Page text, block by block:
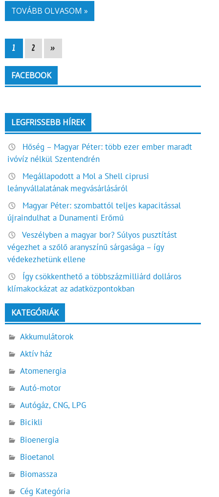
TOVÁBB OLVASOM »
1 2 »
FACEBOOK
LEGFRISSEBB HÍREK
Hőség – Magyar Péter: több ezer ember maradt
ivóvíz nélkül Szentendrén
Megállapodott a Mol a Shell ciprusi
leányvállalatának megvásárlásáról
Magyar Péter: szombattól teljes kapacitással
újraindulhat a Dunamenti Erőmű
Veszélyben a magyar bor? Súlyos pusztítást
végezhet a szőlő aranyszínű sárgasága – így
védekezhetünk ellene
Így csökkenthető a többszázmilliárd dolláros
klímakockázat az adatközpontokban
KATEGÓRIÁK
Akkumulátorok
Aktív ház
Atomenergia
Autó-motor
Autógáz, CNG, LPG
Bicikli
Bioenergia
Bioetanol
Biomassza
Cég Kategória